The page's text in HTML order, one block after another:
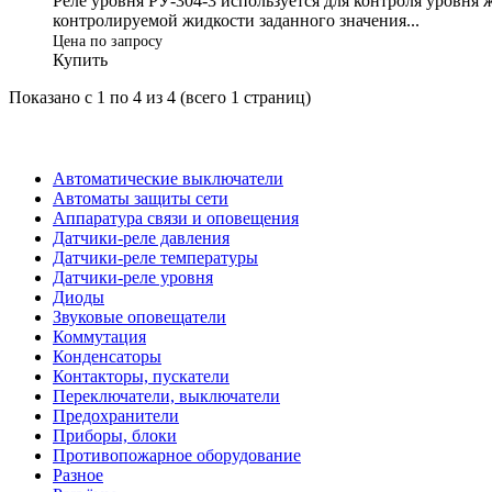
контролируемой жидкости заданного значения...
Цена по запросу
Купить
Показано с 1 по 4 из 4 (всего 1 страниц)
Автоматические выключатели
Автоматы защиты сети
Аппаратура связи и оповещения
Датчики-реле давления
Датчики-реле температуры
Датчики-реле уровня
Диоды
Звуковые оповещатели
Коммутация
Конденсаторы
Контакторы, пускатели
Переключатели, выключатели
Предохранители
Приборы, блоки
Противопожарное оборудование
Разное